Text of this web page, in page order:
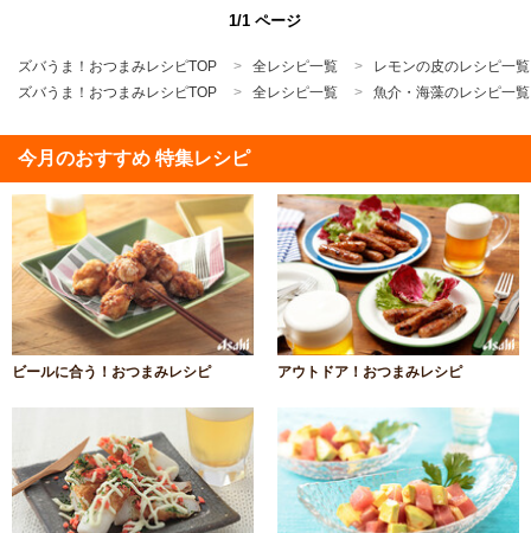
1/1 ページ
ズバうま！おつまみレシピTOP 全レシピ一覧
レモンの皮のレシピ一覧
ズバうま！おつまみレシピTOP
全レシピ一覧 魚介・海藻のレシピ一覧
今月のおすすめ 特集レシピ
ビールに合う！おつまみレシピ アウトドア！おつまみレシピ